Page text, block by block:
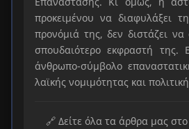
προκειμένου να διαφυλάξει
προνόμιά της, δεν διστάζει
σπουδαιότερο εκφραστή της.
άνθρωπο-σύμβολο
λαϊκής νομιμότητας και
🔗 Δείτε όλα τα άρθρα μας